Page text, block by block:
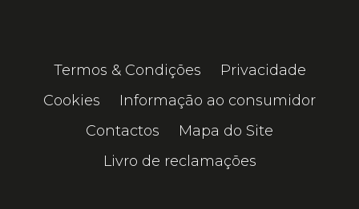
Termos & Condições
Privacidade
Cookies
Informação ao consumidor
Contactos
Mapa do Site
Livro de reclamações